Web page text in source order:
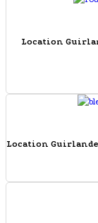
Location
Location Guirlande